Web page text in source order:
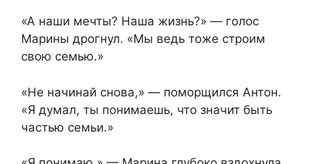
«А наши мечты? Наша жизнь?» — голос
Марины дрогнул. «Мы ведь тоже строим
свою семью.»
«Не начинай снова,» — поморщился Антон.
«Я думал, ты понимаешь, что значит быть
частью семьи.»